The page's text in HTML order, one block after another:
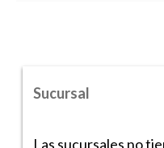
Sucursal
Las sucursales no